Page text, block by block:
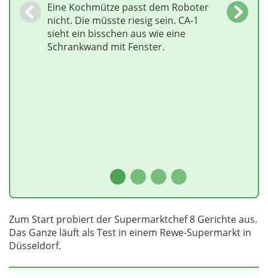
Eine Kochmütze passt dem Roboter
nicht. Die müsste riesig sein. CA-1
sieht ein bisschen aus wie eine
Schrankwand mit Fenster.
Zum Start probiert der Supermarktchef 8 Gerichte aus.
Das Ganze läuft als Test in einem Rewe-Supermarkt in
Düsseldorf.